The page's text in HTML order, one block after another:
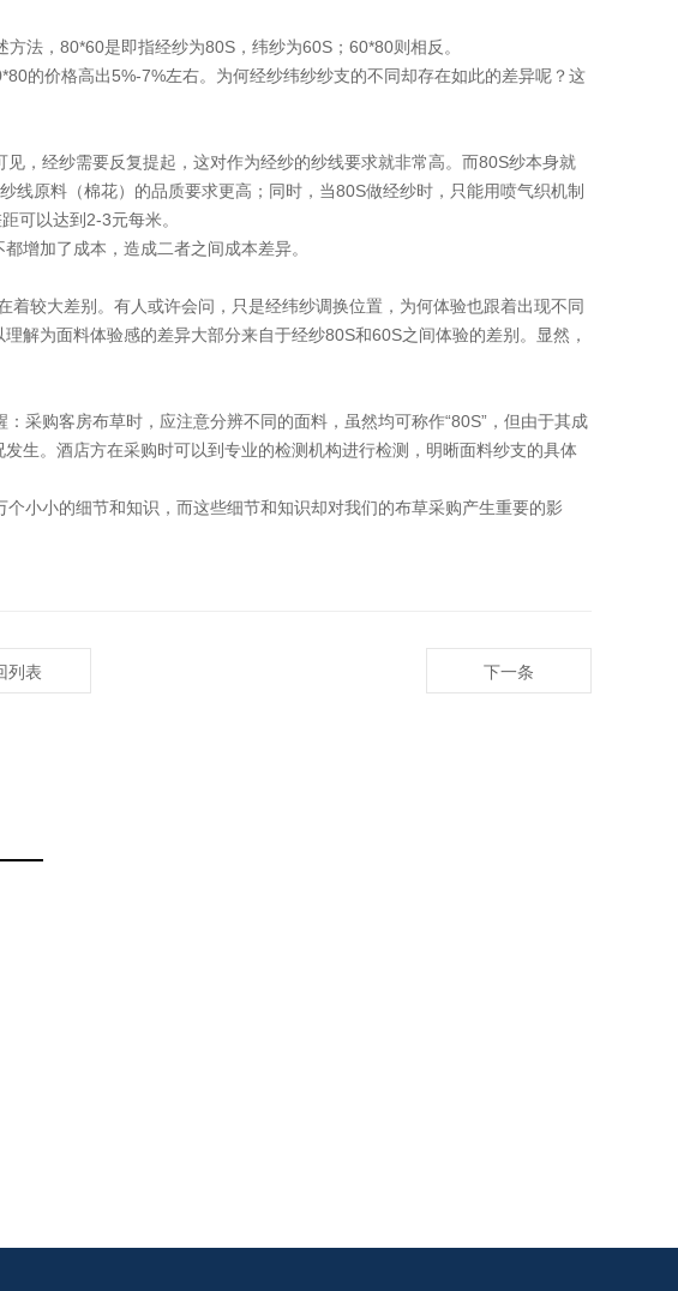
法，80*60是即指经纱为80S，纬纱为60S；60*80则相反。
的价格高出5%-7%左右。为何经纱纬纱纱支的不同却存在如此的差异呢？这
，经纱需要反复提起，这对作为经纱的纱线要求就非常高。而80S纱本身就
原料（棉花）的品质要求更高；同时，当80S做经纱时，只能用喷气织机制
可以达到2-3元每米。
增加了成本，造成二者之间成本差异。
较大差别。有人或许会问，只是经纬纱调换位置，为何体验也跟着出现不同
解为面料体验感的差异大部分来自于经纱80S和60S之间体验的差别。显然，
采购客房布草时，应注意分辨不同的面料，虽然均可称作“80S”，但由于其成
生。酒店方在采购时可以到专业的检测机构进行检测，明晰面料纱支的具体
小小的细节和知识，而这些细节和知识却对我们的布草采购产生重要的影
列表 下一条